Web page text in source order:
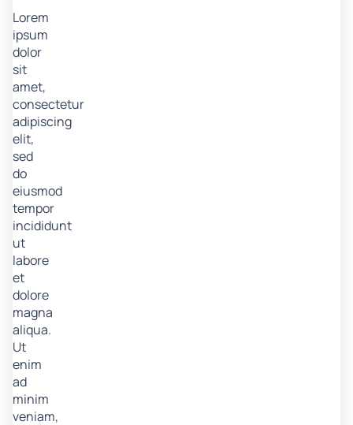
Lorem
ipsum
dolor
sit
amet,
consectetur
adipiscing
elit,
sed
do
eiusmod
tempor
incididunt
ut
labore
et
dolore
magna
aliqua.
Ut
enim
ad
minim
veniam,